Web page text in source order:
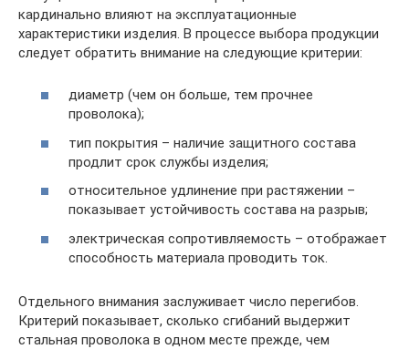
кардинально влияют на эксплуатационные
характеристики изделия. В процессе выбора продукции
следует обратить внимание на следующие критерии:
диаметр (чем он больше, тем прочнее
проволока);
тип покрытия – наличие защитного состава
продлит срок службы изделия;
относительное удлинение при растяжении –
показывает устойчивость состава на разрыв;
электрическая сопротивляемость – отображает
способность материала проводить ток.
Отдельного внимания заслуживает число перегибов.
Критерий показывает, сколько сгибаний выдержит
стальная проволока в одном месте прежде, чем